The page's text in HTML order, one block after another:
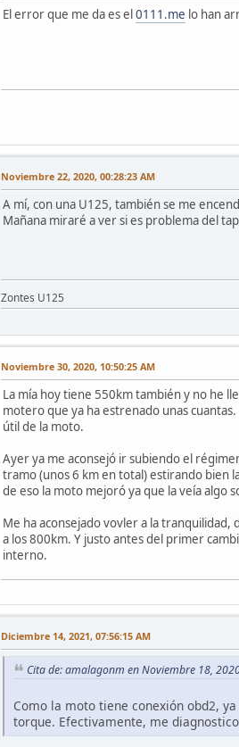
El error que me da es el0111.me lo han
Noviembre 22, 2020, 00:28:23 AM
A mí, con una U125, también se me
Mañana miraré a ver si es problema del
Zontes U125
Noviembre 30, 2020, 10:50:25 AM
La mía hoy tiene 550km también y no he
motero que ya ha estrenado unas
útil de la moto.
Ayer ya me aconsejó ir subiendo el
tramo (unos 6 km en total) estirando bien
de eso la moto mejoró ya que la veía algo
Me ha aconsejado vovler a la
a los 800km. Y justo antes del primer
interno.
Diciembre 14, 2021, 07:56:15 AM
Cita de: amalagonm en Noviembre 18,
Como la moto tiene conexión obd2,
torque. Efectivamente, me